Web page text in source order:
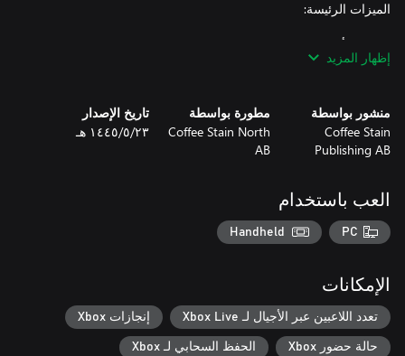
- يمكن لثلاثة من أصدقائك أن يصبحوا مِعازًا أيضًا، وينضموا إليك في
إذا أردت أن تكون باهرًا، فيمكنك ارتداء جلود المِعاز الطويلة والمِعاز
- لقد قمنا بالفعل بتعيين "مصممي ألعاب" هذه المرة، وقالو لنا إنهم
أضافوا "كمًا كبيرًا من المحتوى": أحداث وشخصيات غير قابلة للعب
لاستخدامها وعناصر فيزيائية وتأثيرات للحالة ومقتنيات وبيض عيد الفصح
إظهار المزيد
منشور بواسطة
Coffee Stain
Publishing AB
مطورة بواسطة
Coffee Stain North
AB
تاريخ الإصدار
٢٣‏/٥‏/١٤٤٥ هـ
العب باستخدام
PC
Handheld
الإمكانات
تعدد اللاعبين عبر الأجيال لـ Xbox Live إنجازات Xbox
حالة حضور Xbox الحفظ السحابي لـ Xbox